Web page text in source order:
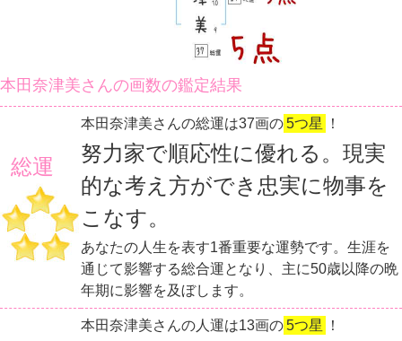
本田奈津美さんの画数の鑑定結果
総運
本田奈津美さんの総運は37画の5つ星 ！
努力家で順応性に優れる。現実
的な考え方ができ忠実に物事を
こなす。
あなたの人生を表す1番重要な運勢です。生涯を
通じて影響する総合運となり、主に50歳以降の晩
年期に影響を及ぼします。
本田奈津美さんの人運は13画の5つ星 ！